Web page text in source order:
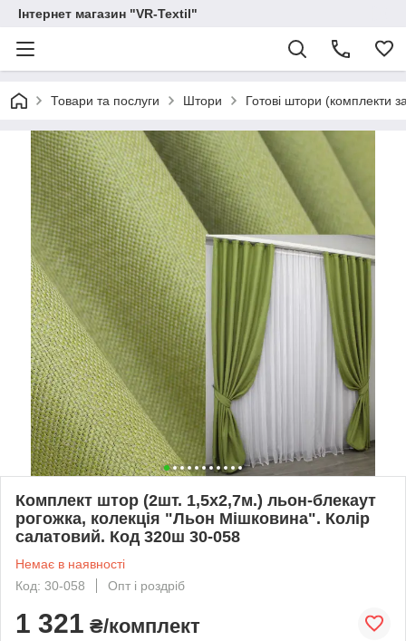
Інтернет магазин "VR-Textil"
Товари та послуги Штори Готові штори (комплекти
Комплект штор (2шт. 1,5х2,7м.) льон-блекаут
рогожка, колекція "Льон Мішковина". Колір
салатовий. Код 320ш 30-058
Немає в наявності
Код: 30-058
Опт і роздріб
1 321 ₴/комплект